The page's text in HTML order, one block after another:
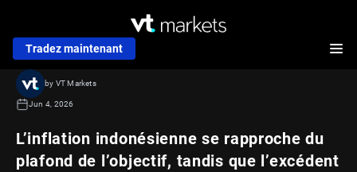
Tradez maintenant
L’inflation indonésienne se rapproche du
plafond de l’objectif, tandis que l’excédent
by VT Markets
Jun 4, 2026